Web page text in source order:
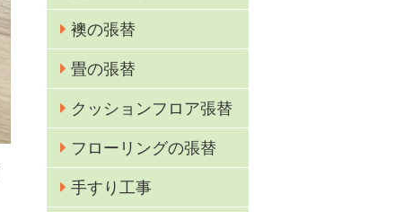
襖の張替
畳の張替
クッションフロア張替
フローリングの張替
手すり工事